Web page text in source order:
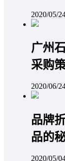
2020/05/
广州
采购
2020/06/
品牌
品的
2020/05/